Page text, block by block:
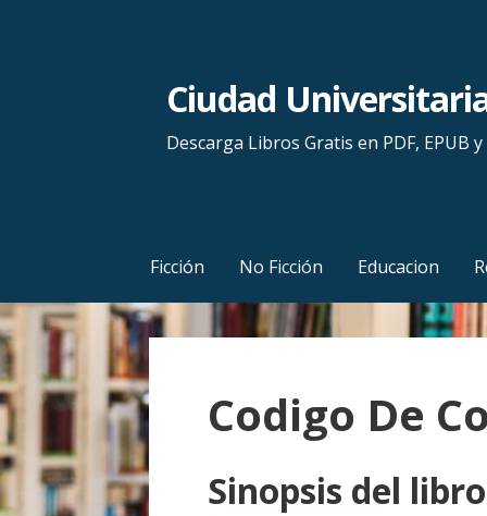
n
t
e
n
i
d
o
Ciudad
Descarga Libros Gratis en PDF, EPUB y
Ficción No Ficción Educacion
Codigo De
Sinopsis del libro